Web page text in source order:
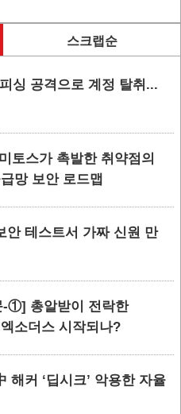
스크랩순
싱 공격으로 계정 탈취...
토스가 촉발한 취약점의
망 보안 로드맵
안 테스트서 가짜 신원 만
-①] 총알받이 전락한
소더스 시작되나?
해커 ‘딥시크’ 악용한 자율